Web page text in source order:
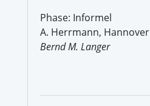
Phase: Informel
A. Herrmann, Hannover
Bernd M. Langer